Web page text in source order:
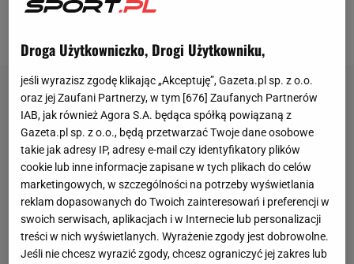
czasie najdotkliwszej porażki w sezonie, ulegając w
Droga Użytkowniczko, Drogi Użytkowniku,
jeśli wyrazisz zgodę klikając „Akceptuję”, Gazeta.pl sp. z o.o.
oraz jej Zaufani Partnerzy, w tym [676] Zaufanych Partnerów
IAB, jak również Agora S.A. będąca spółką powiązaną z
Gazeta.pl sp. z o.o., będą przetwarzać Twoje dane osobowe
takie jak adresy IP, adresy e-mail czy identyfikatory plików
cookie lub inne informacje zapisane w tych plikach do celów
marketingowych, w szczególności na potrzeby wyświetlania
reklam dopasowanych do Twoich zainteresowań i preferencji w
swoich serwisach, aplikacjach i w Internecie lub personalizacji
treści w nich wyświetlanych. Wyrażenie zgody jest dobrowolne.
Jeśli nie chcesz wyrazić zgody, chcesz ograniczyć jej zakres lub